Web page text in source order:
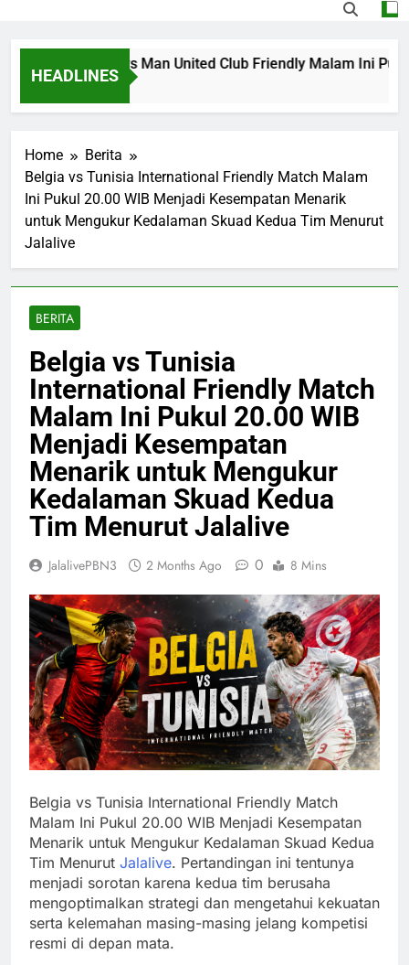
HEADLINES
PSG vs Man United Club Friendly Malam Ini
Home
Berita
Belgia vs Tunisia International Friendly Match Malam
Ini Pukul 20.00 WIB Menjadi Kesempatan Menarik
untuk Mengukur Kedalaman Skuad Kedua Tim Menurut
Jalalive
BERITA
Belgia vs Tunisia
International Friendly Match
Malam Ini Pukul 20.00 WIB
Menjadi Kesempatan
Menarik untuk Mengukur
Kedalaman Skuad Kedua
Tim Menurut Jalalive
JalalivePBN3 2 Months Ago 0 8 Mins
Belgia vs Tunisia International Friendly Match
Malam Ini Pukul 20.00 WIB Menjadi Kesempatan
Menarik untuk Mengukur Kedalaman Skuad Kedua
Tim Menurut Jalalive. Pertandingan ini tentunya
menjadi sorotan karena kedua tim berusaha
mengoptimalkan strategi dan mengetahui kekuatan
serta kelemahan masing-masing jelang kompetisi
resmi di depan mata.